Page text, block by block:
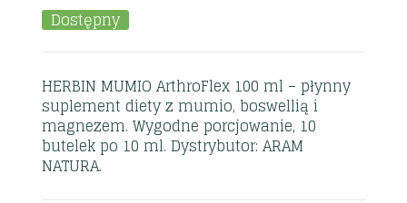
Dostępny
HERBIN MUMIO ArthroFlex 100 ml – płynny
suplement diety z mumio, boswellią i
magnezem. Wygodne porcjowanie, 10
butelek po 10 ml. Dystrybutor: ARAM
NATURA.